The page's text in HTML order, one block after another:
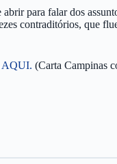
para falar dos
contraditórios, que
AQUI. (Carta Campinas